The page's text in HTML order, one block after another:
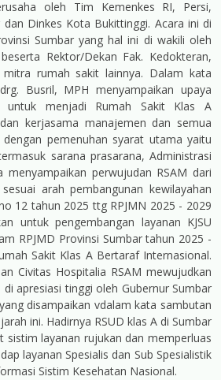
oleh Tim Kemenkes RI, Persi,
dan Dinkes Kota Bukittinggi. Acara ini di
Sumbar yang hal ini di wakili oleh
Rektor/Dekan Fak. Kedokteran,
mitra rumah sakit lainnya. Dalam kata
Busril, MPH menyampaikan upaya
untuk menjadi Rumah Sakit Klas A
kerjasama manajemen dan semua
pemenuhan syarat utama yaitu
sarana prasarana, Administrasi
perwujudan RSAM dari
arah pembangunan kewilayahan
12 tahun 2025 ttg RPJMN 2025 - 2029
untuk pengembangan layanan KJSU
RPJMD Provinsi Sumbar tahun 2025 -
Sakit Klas A Bertaraf Internasional.
Civitas Hospitalia RSAM mewujudkan
apresiasi tinggi oleh Gubernur Sumbar
disampaikan vdalam kata sambutan
ini. Hadirnya RSUD klas A di Sumbar
sistim layanan rujukan dan memperluas
layanan Spesialis dan Sub Spesialistik
Sistim Kesehatan Nasional.